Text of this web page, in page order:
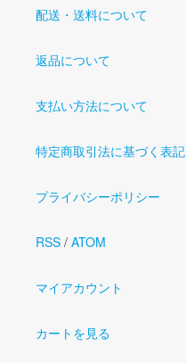
配送・送料について
返品について
支払い方法について
特定商取引法に基づく表記
プライバシーポリシー
RSS / ATOM
マイアカウント
カートを見る